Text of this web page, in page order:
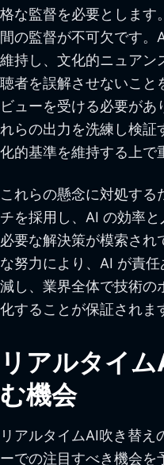
格な監督を必要とします
間の監督が不可欠です。
維持し、文化的ニュアン
聴者を誤解させないこと
ビューを受ける必要があ
れらの出力を洗練し検証
化的基準を維持する上で
これらの懸念に対処する
チを採用し、AI の効率
必要な解決策が模索され
な努力により、AI が責
減し、業界全体で技術の
化することが保証されま
リアルタイ
む機会
リアルタイムAI吹き替え
ーでの注目すべき機会を